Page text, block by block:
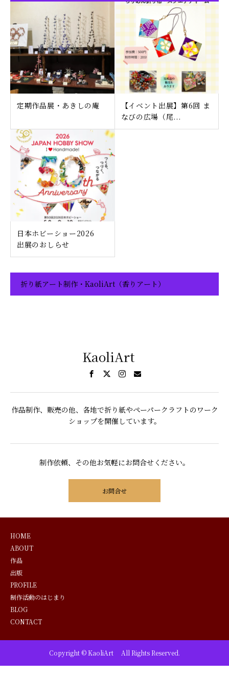
定期作品展・あきしの庵
【イベント出展】第6回 ま
なびの広場（尾...
日本ホビーショー2026
出展のおしらせ
折り紙アート制作・KaoliArt（香りアート）
KaoliArt
作品制作、販売の他、各地で折り紙やペーパークラフトのワーク
ショップを開催しています。
制作依頼、その他お気軽にお問合せください。
お問合せ
HOME
ABOUT
作品
出版
PROFILE
制作活動のはじまり
BLOG
CONTACT
Copyright © KaoliArt All Rights Reserved.